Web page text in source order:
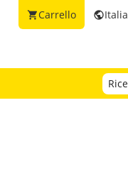
publicItalia
shopping_cartCarrello